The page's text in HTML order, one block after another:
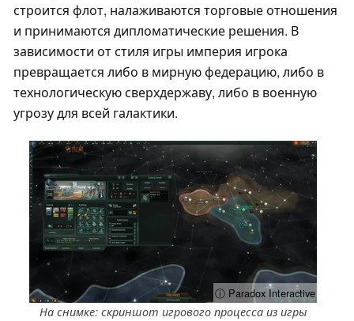
строится флот, налаживаются торговые отношения
и принимаются дипломатические решения. В
зависимости от стиля игры империя игрока
превращается либо в мирную федерацию, либо в
технологическую сверхдержаву, либо в военную
угрозу для всей галактики.
ⓘ Paradox Interactive
На снимке: скриншот игрового процесса из игры